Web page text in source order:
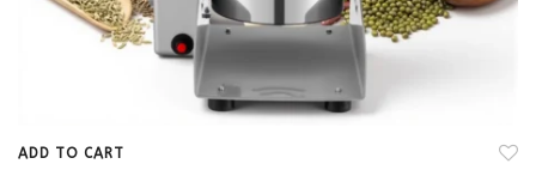
ADD TO CART